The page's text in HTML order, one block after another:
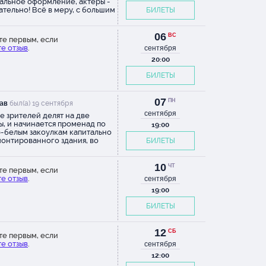
Всё в меру, с большим
БИЛЕТЫ
первым, если
отзыв.
06 ВС
сентября
20:00
БИЛЕТЫ
был(а) 19 сентября
зрителей делят на две
и начинается променад по
белым закоулкам капитально
здания, во
играют по два раза, а четыре -
зале, объединив группы).
библейских заповедей
качества режиссурой. С
декорациями. С
актерами, из которых я
07 ПН
сентября
19:00
БИЛЕТЫ
первым, если
отзыв.
10 ЧТ
сентября
19:00
БИЛЕТЫ
первым, если
отзыв.
12 СБ
сентября
12:00